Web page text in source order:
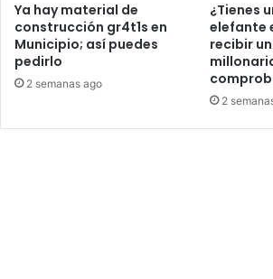
Ya hay material de
construcción gr4t1s en
Municipio; así puedes
pedirlo
2 semanas ago
¿Tienes
elefante
recibir
2